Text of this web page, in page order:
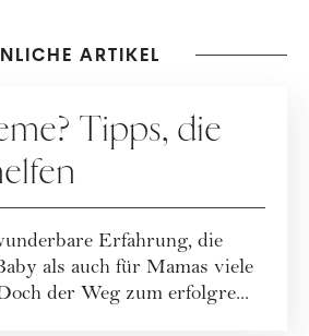
ARTIKEL
Tipps, die
Erfahrung, die
als auch für Mamas viele
der Weg zum erfolgre...